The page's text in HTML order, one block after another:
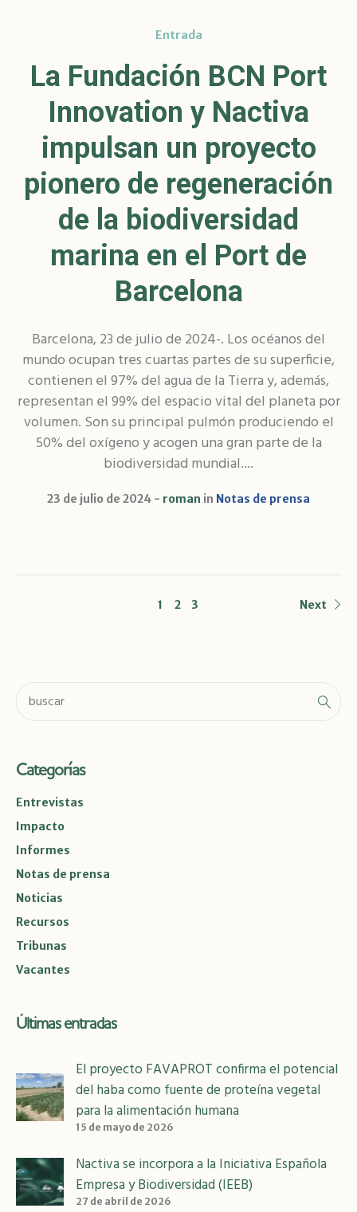
Entrada
La Fundación BCN Port
Innovation y Nactiva
impulsan un proyecto
pionero de regeneración
de la biodiversidad
marina en el Port de
Barcelona
Barcelona, 23 de julio de 2024-. Los océanos del
mundo ocupan tres cuartas partes de su superficie,
contienen el 97% del agua de la Tierra y, además,
representan el 99% del espacio vital del planeta por
volumen. Son su principal pulmón produciendo el
50% del oxígeno y acogen una gran parte de la
biodiversidad mundial....
23 de julio de 2024 roman in Notas de prensa
1 2 3 Next
Categorías
Entrevistas
Impacto
Informes
Notas de prensa
Noticias
Recursos
Tribunas
Vacantes
Últimas entradas
El proyecto FAVAPROT confirma el potencial
del haba como fuente de proteína vegetal
para la alimentación humana
15 de mayo de 2026
Nactiva se incorpora a la Iniciativa Española
Empresa y Biodiversidad (IEEB)
27 de abril de 2026